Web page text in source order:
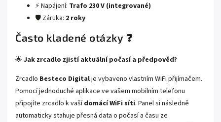
⚡ Napájení: Trafo 230 V (integrované)
🛡️ Záruka: 2 roky
Často kladené otázky ❓
🌟 Jak zrcadlo zjistí aktuální počasí a předpověď?
Zrcadlo Besteco Digitalje vybaveno vlastním WiFi přijímačem.
Pomocí jednoduché aplikace ve vašem mobilním telefonu
připojíte zrcadlo k vašídomácí WiFi síti. Panel si následně
automaticky stahuje přesná data o počasí a času ze